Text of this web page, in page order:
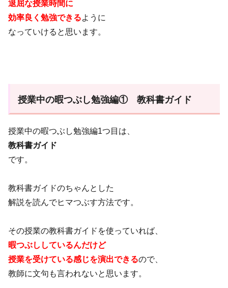
退屈な授業時間に
効率良く勉強できるように
なっていけると思います。
授業中の暇つぶし勉強編① 教科書ガイド
授業中の暇つぶし勉強編1つ目は、
教科書ガイド
です。
教科書ガイドのちゃんとした
解説を読んでヒマつぶす方法です。
その授業の教科書ガイドを使っていれば、
暇つぶししているんだけど
授業を受けている感じを演出できるので、
教師に文句も言われないと思います。